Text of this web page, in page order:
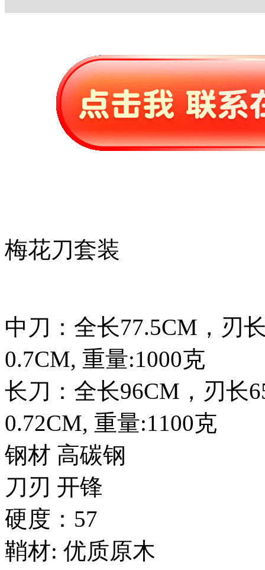
梅花刀套装
中刀：全长77.5CM，刃
0.7CM, 重量:1000克
长刀：全长96CM，刃长
0.72CM, 重量:1100克
钢材 高碳钢
刀刃 开锋
硬度：57
鞘材: 优质原木